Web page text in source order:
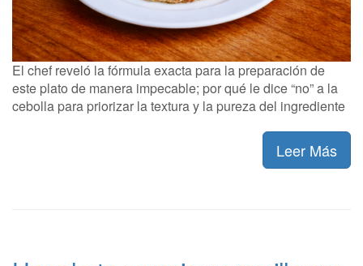
El chef reveló la fórmula exacta para la preparación de
este plato de manera impecable; por qué le dice “no” a la
cebolla para priorizar la textura y la pureza del ingrediente
Leer Más